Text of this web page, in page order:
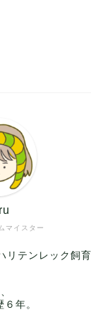
マイスター
リテンレック飼育
年。